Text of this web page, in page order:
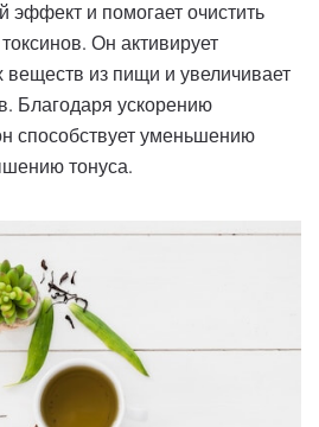
эффект и помогает очистить
Он активирует
из пищи и увеличивает
Благодаря ускорению
способствует уменьшению
тонуса.